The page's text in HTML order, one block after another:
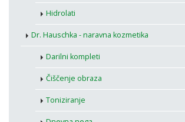
Hidrolati
Dr. Hauschka - naravna kozmetika
Darilni kompleti
Čiščenje obraza
Toniziranje